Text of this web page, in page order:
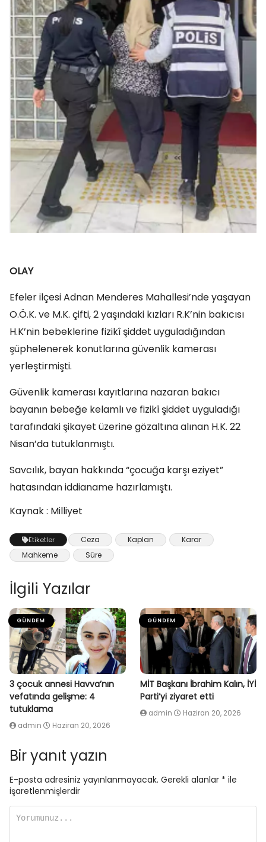
OLAY
Efeler ilçesi Adnan Menderes Mahallesi’nde yaşayan
O.Ö.K. ve M.K. çifti, 2 yaşındaki kızları R.K’nin bakıcısı
H.K’nin bebeklerine fizikî şiddet uyguladığından
şüphelenerek konutlarına güvenlik kamerası
yerleştirmişti.
Güvenlik kamerası kayıtlarına nazaran bakıcı
bayanın bebeğe kelamlı ve fizikî şiddet uyguladığı
tarafındaki şikayet üzerine gözaltına alınan H.K. 22
Nisan’da tutuklanmıştı.
Savcılık, bayan hakkında “çocuğa karşı eziyet”
hatasından iddianame hazırlamıştı.
Kaynak : Milliyet
Etiketler Ceza Kaplan
Karar
Mahkeme
Süre
İlgili Yazılar
GÜNDEM
3 çocuk annesi Havva’nın
vefatında gelişme: 4
tutuklama
admin Haziran 20, 2026
GÜNDEM
MİT Başkanı İbrahim Kalın, İYİ
Parti’yi ziyaret etti
admin Haziran 20, 2026
Bir yanıt yazın
E-posta adresiniz yayınlanmayacak. Gerekli alanlar * ile
işaretlenmişlerdir